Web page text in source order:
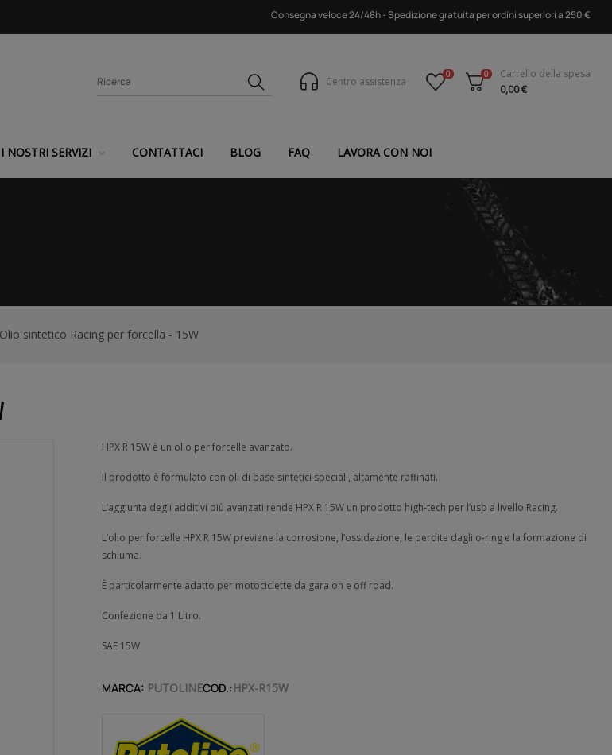
Consegna veloce 24/48h - Spedizione gratuita per ordini superiori a 250 €
Centro assistenza
0 0
Carrello della spesa
0,00 €
I NOSTRI SERVIZI CONTATTACI BLOG FAQ LAVORA CON NOI
sintetico Racing per forcella - 15W
HPX R 15W è un olio per forcelle avanzato.
Il prodotto è formulato con oli di base sintetici speciali, altamente raffinati.
L’aggiunta degli additivi più avanzati rende HPX R 15W un prodotto high-tech per l’uso a livello Racing.
L’olio per forcelle HPX R 15W previene la corrosione, l’ossidazione, le perdite dagli o-ring e la formazione di
schiuma.
È particolarmente adatto per motociclette da gara on e off road.
Confezione da 1 Litro.
SAE 15W
MARCA: PUTOLINECOD.: HPX-R15W